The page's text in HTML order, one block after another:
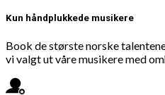
Kun håndplukkede musikere
Book de største norske
vi valgt ut våre musikere med